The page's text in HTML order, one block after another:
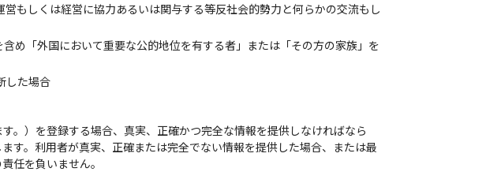
もしくは経営に協力あるいは関与する等反社会的勢力と何らかの交流もし
め「外国において重要な公的地位を有する者」または「その方の家族」を
した場合
。）を登録する場合、真実、正確かつ完全な情報を提供しなければなら
す。利用者が真実、正確または完全でない情報を提供した場合、または最
任を負いません。